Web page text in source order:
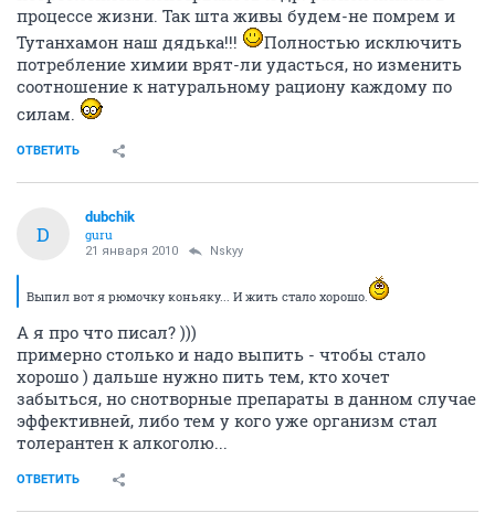
процессе жизни. Так шта живы будем-не помрем и
Тутанхамон наш дядька!!!
Полностью исключить
потребление химии врят-ли удасться, но изменить
соотношение к натуральному рациону каждому по
силам.
ОТВЕТИТЬ
D
dubchik
guru
21 января 2010 Nskyy
Выпил вот я рюмочку коньяку... И жить стало хорошо.
А я про что писал? )))
примерно столько и надо выпить - чтобы стало
хорошо ) дальше нужно пить тем, кто хочет
забыться, но снотворные препараты в данном случае
эффективней, либо тем у кого уже организм стал
толерантен к алкоголю...
ОТВЕТИТЬ